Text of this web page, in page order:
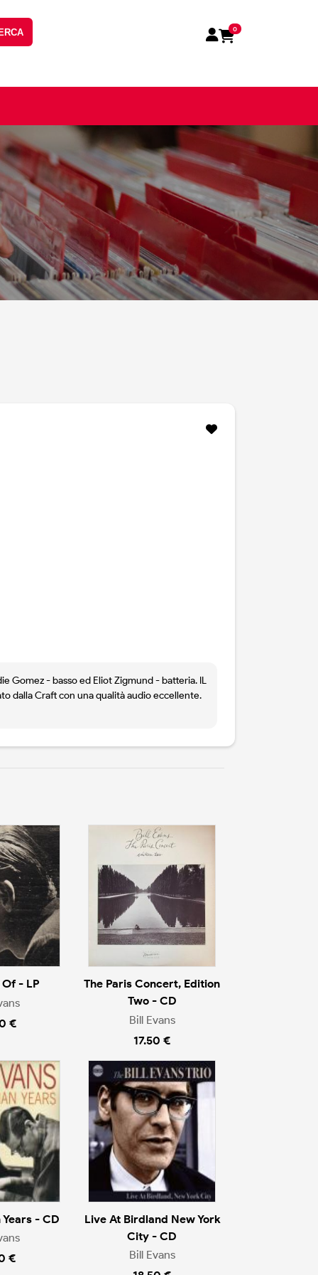
0
Gomez - basso ed Eliot Zigmund - batteria. IL
dalla Craft con una qualità audio eccellente.
- LP
€
The Paris Concert, Edition
Two - CD
Bill Evans
17.50 €
- CD
€
Live At Birdland New York
City - CD
Bill Evans